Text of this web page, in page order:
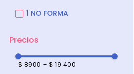
1 NO FORMA
$ 8900 – $ 19.400